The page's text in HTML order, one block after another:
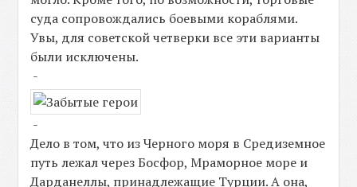
суда сопровождались боевыми кораблями.
Увы, для советской четверки все эти варианты
были исключены.
-
-
Дело в том, что из Черного моря в Средиземное
путь лежал через Босфор, Мраморное море и
Дарданеллы, принадлежащие Турции. А она,